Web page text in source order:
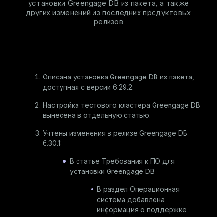
установки Greengage DB из пакета, а также
других изменений из последних продуктовых
релизов
Описана установка Greengage DB из пакета
доступная с версии 6.29.2.
Настройка тестового кластера Greengage DB
вынесена в отдельную статью.
Учтены изменения в релизе Greengage DB
6.30.1:
В статье Требования к ПО для
установки Greengage DB:
В раздел Операционная
система добавлена
информация о поддержке